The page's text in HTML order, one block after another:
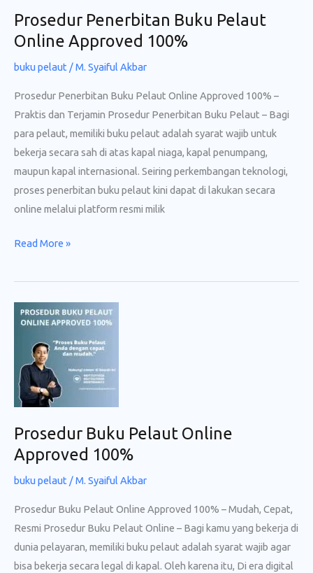
Prosedur Penerbitan Buku Pelaut
Online Approved 100%
buku pelaut /M. Syaiful Akbar
Prosedur Penerbitan Buku Pelaut Online Approved 100% –
Praktis dan Terjamin Prosedur Penerbitan Buku Pelaut – Bagi
para pelaut, memiliki buku pelaut adalah syarat wajib untuk
bekerja secara sah di atas kapal niaga, kapal penumpang,
maupun kapal internasional. Seiring perkembangan teknologi,
proses penerbitan buku pelaut kini dapat di lakukan secara
online melalui platform resmi milik
Prosedur
Buku
Online
100%
Read More »
Prosedur Buku Pelaut Online
Approved 100%
buku pelaut /M. Syaiful Akbar
Prosedur Buku Pelaut Online Approved 100% – Mudah, Cepat,
Resmi Prosedur Buku Pelaut Online – Bagi kamu yang bekerja di
dunia pelayaran, memiliki buku pelaut adalah syarat wajib agar
bisa bekerja secara legal di kapal. Oleh karena itu, Di era digital